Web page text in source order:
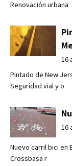
Renovación urbana
16
Pintado de New
Seguridad vial y o
16
Nuevo carril bici en
Crossbasa r